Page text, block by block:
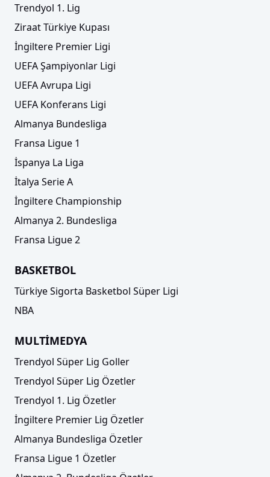
Trendyol 1. Lig
Ziraat Türkiye Kupası
İngiltere Premier Ligi
UEFA Şampiyonlar Ligi
UEFA Avrupa Ligi
UEFA Konferans Ligi
Almanya Bundesliga
Fransa Ligue 1
İspanya La Liga
İtalya Serie A
İngiltere Championship
Almanya 2. Bundesliga
Fransa Ligue 2
BASKETBOL
Türkiye Sigorta Basketbol Süper Ligi
NBA
MULTİMEDYA
Trendyol Süper Lig Goller
Trendyol Süper Lig Özetler
Trendyol 1. Lig Özetler
İngiltere Premier Lig Özetler
Almanya Bundesliga Özetler
Fransa Ligue 1 Özetler